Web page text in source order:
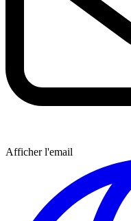
Afficher l'email